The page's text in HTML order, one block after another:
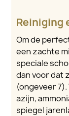
Reiniging
Om de
een zachte
speciale
dan voor dat
(ongeveer
azijn,
spiegel